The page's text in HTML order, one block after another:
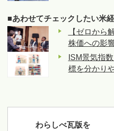
■あわせてチェックしたい米
【ゼロから
株価への影
ISM景気指
標を分かり
わらしべ瓦版を